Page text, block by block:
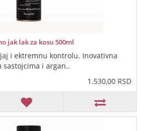
jak lak za kosu 500ml
i ektremnu kontrolu. Inovativna
i argan..
1.530,00 RSD